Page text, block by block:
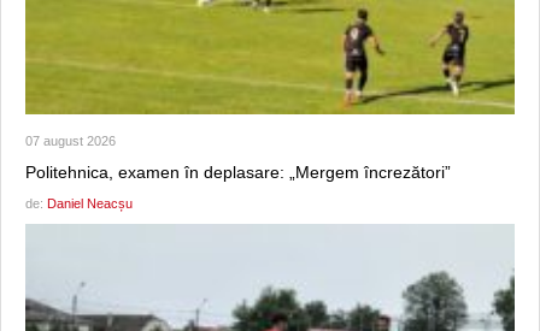
07 august 2026
Politehnica, examen în deplasare: „Mergem încrezători”
de: Daniel Neacșu